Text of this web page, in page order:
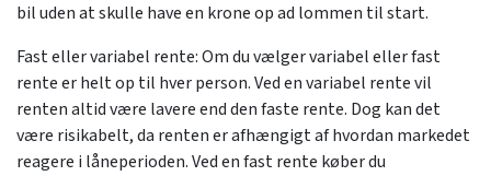
bil uden at skulle have en krone op ad lommen til start.
Fast eller variabel rente: Om du vælger variabel eller fast
rente er helt op til hver person. Ved en variabel rente vil
renten altid være lavere end den faste rente. Dog kan det
være risikabelt, da renten er afhængigt af hvordan markedet
reagere i låneperioden. Ved en fast rente køber du